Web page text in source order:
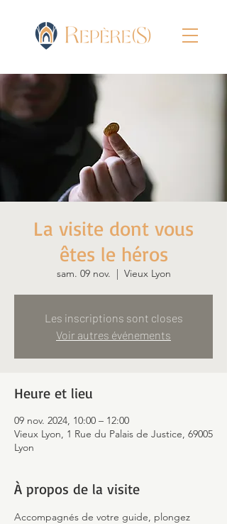
La visite dont vous
êtes le héros
sam. 09 nov.
  |
Vieux Lyon
Les inscriptions sont closes
Voir autres événements
Heure et lieu
09 nov. 2024, 10:00 – 12:00
Vieux Lyon, 1 Rue du Palais de Justice, 69005
Lyon
À propos de la visite
Accompagnés de votre guide, plongez